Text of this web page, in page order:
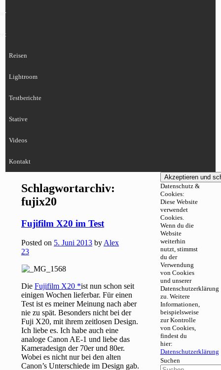
Reisen
Lightroom
Testberichte
Stative
Videos
Kontakt
Schlagwortarchiv:
fujix20
Fujifilm X20 im Test
Posted on 5. Juni 2013 by Alex
23
DieFujifilm X20
ist nun schon seit
einigen Wochen lieferbar. Für einen
Test ist es meiner Meinung nach aber
nie zu spät. Besonders nicht bei der
Fuji X20, mit ihrem zeitlosen Design.
Ich liebe es. Ich habe auch eine
analoge Canon AE-1 und liebe das
Kameradesign der 70er und 80er.
Wobei es nicht nur bei den alten
Canon’s Unterschiede im Design gab.
Datenschutz &
Cookies:
Diese Website
verwendet
Cookies.
Wenn du die
Website
weiterhin
nutzt, stimmst
du der
Verwendung
von Cookies
und unserer
Datenschutzerklärung
zu. Weitere
Informationen,
beispielsweise
zur Kontrolle
von Cookies,
findest du
hier:
Datenschutzerklärung
Suchen